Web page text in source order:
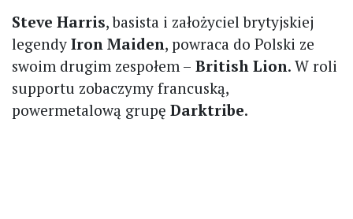
Steve Harris, basista i założyciel brytyjskiej
legendy Iron Maiden, powraca do Polski ze
swoim drugim zespołem – British Lion. W roli
supportu zobaczymy francuską,
powermetalową grupę Darktribe.